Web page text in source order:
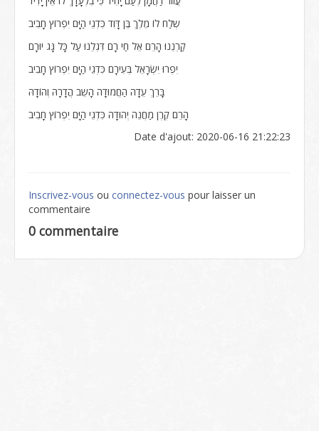
שְלַח לוֹ מֶלֶךְ בֶּן דָּוִד כִּדְגֵי הַיָּם יִפְרוֹץ חָבִיב
קַרְנֵנוּ הָרֵם אֵל חַי רָם דִּגְלֵנוּ עַל כָּל גָּג יוּרָם
יִפְרוּ יִשְׂרָאֵל בְּעִירָם כִּדְגֵי הַיָּם יִפְרוֹץ חָבִיב
בָּרֵךְ עֵדָה הַחֲמוּדָה הָשֵב הֲדָרָהּ וְהוֹדָהּ
הָרֵם קֶרֶן מַחֲנֵה יְהוּדָה כִּדְגֵי הַיָּם יִפְרוֹץ חָבִיב
Date d'ajout: 2020-06-16 21:22:23
Inscrivez-vous ou connectez-vous pour laisser un
commentaire
0 commentaire